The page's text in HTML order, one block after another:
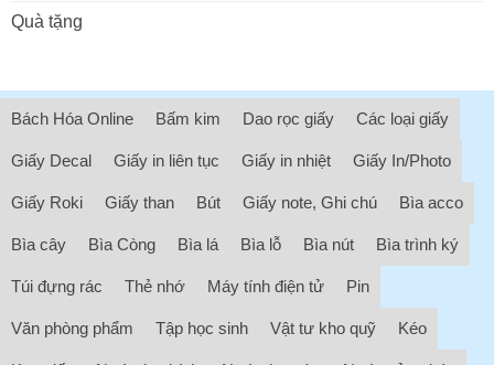
Quà tặng
Bách Hóa Online Bấm kim Dao rọc giấy Các loại giấy
Giấy Decal Giấy in liên tục Giấy in nhiệt Giấy In/Photo
Giấy Roki Giấy than Bút Giấy note, Ghi chú Bìa acco
Bìa cây Bìa Còng Bìa lá Bìa lỗ Bìa nút Bìa trình ký
Túi đựng rác Thẻ nhớ Máy tính điện tử Pin
Văn phòng phẩm Tập học sinh Vật tư kho quỹ Kéo